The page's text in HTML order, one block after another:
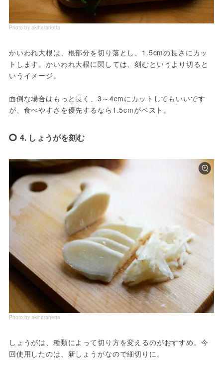
Photo by akiharahetta
かいわれ大根は、根部分を切り落とし、1.5cmの長さにカッ
トします。かいわれ大根に関しては、刻むというより切ると
いうイメージ。
面倒な場合はもっと長く、3～4cmにカットしてもいいです
が、食べやすさを優先するなら1.5cmがベスト。
4. しょうがを刻む
Photo by akiharahetta
しょうがは、種類によって切り方を変えるのがおすすめ。今
回使用したのは、新しょうがなので細切りに。